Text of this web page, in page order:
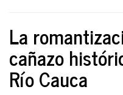
está
el
liberalismo
popular
colombiano?
La
cañazo
Río Cauca